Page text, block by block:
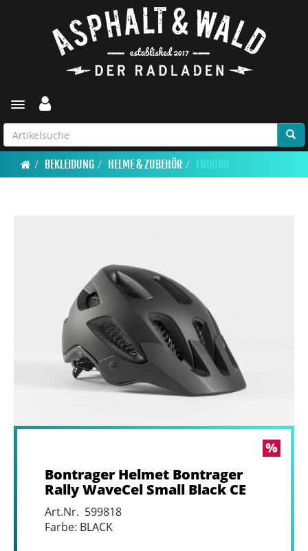
Toggle navigation
BEKLEIDUNG HELME & ZUBEHÖR ENDURO
Bontrager Helmet Bontrager
Rally WaveCel Small Black CE
Art.Nr. 599818
Farbe: BLACK